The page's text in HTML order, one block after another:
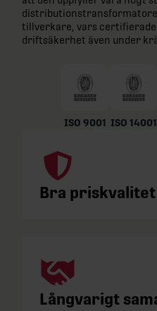
tillverkare, vars
driftsäkerhet även under
ISO 9001 ISO 14001
Bra priskvalitet
Långvarigt